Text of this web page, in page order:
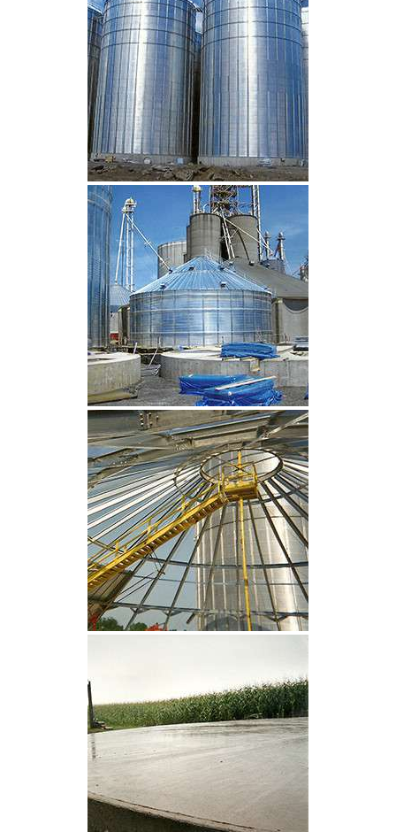
CLIQUEZ POUR AGRANDIR
CLIQUEZ POUR AGRANDIR
CLIQUEZ POUR AGRANDIR